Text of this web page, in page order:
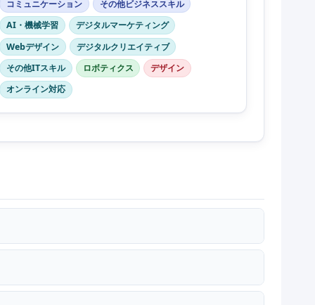
コミュニケーション
その他ビジネススキル
AI・機械学習
デジタルマーケティング
Webデザイン
デジタルクリエイティブ
その他ITスキル
ロボティクス
デザイン
オンライン対応